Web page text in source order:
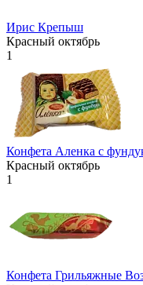
Ирис Крепыш
Красный октябрь
1
Конфета Аленка с
Красный октябрь
1
Конфета Грильяжные